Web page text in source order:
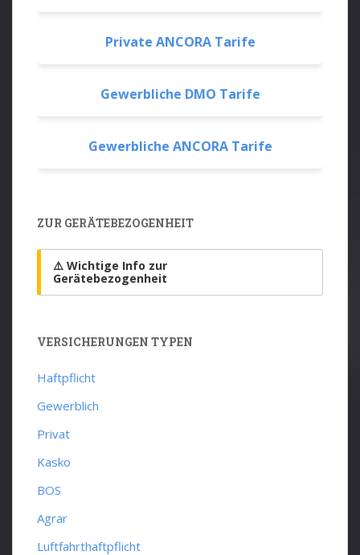
Private ANCORA Tarife
Gewerbliche DMO Tarife
Gewerbliche ANCORA Tarife
ZUR GERÄTEBEZOGENHEIT
⚠️ Wichtige Info zur
Gerätebezogenheit
VERSICHERUNGEN TYPEN
Haftpflicht
Gewerblich
Privat
Kasko
BOS
Agrar
Luftfahrthaftpflicht